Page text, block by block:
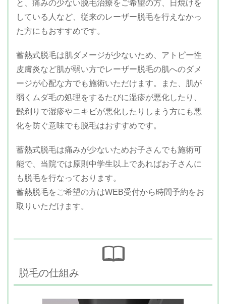
と、痛みの少ない脱毛治療をご希望の方、日焼けを
している人など、従来のレーザー脱毛を行えなかっ
た方にもおすすめです。
蓄熱式脱毛は肌ダメージが少ないため、アトピー性
皮膚炎など肌が弱い方でレーザー脱毛の肌へのダメ
ージが心配な方でも施術いただけます。また、肌が
弱くムダ毛の処理をするたびに湿疹が悪化したり、
髭剃りで湿疹やニキビが悪化したりしまう方にも悪
化を防ぐ意味でも脱毛はおすすめです。
蓄熱式脱毛は痛みが少ないためお子さんでも施術可
能で、当院では原則中学生以上であればお子さんに
も脱毛を行なっております。
蓄熱脱毛をご希望の方はWEB受付から時間予約をお
取りいただけます。
脱毛の仕組み